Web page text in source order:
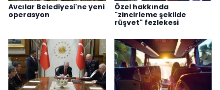
Avcılar Belediyesi'ne yeni
operasyon
Özel hakkında
"zincirleme şekilde
rüşvet" fezlekesi